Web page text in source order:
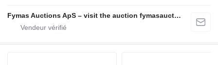
Fymas Auctions ApS – visit the auction fymasauctions.dk